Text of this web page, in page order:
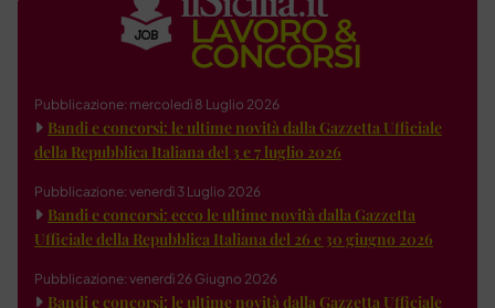
Pubblicazione: mercoledì 8 Luglio 2026
Bandi e concorsi: le ultime novità dalla Gazzetta Ufficiale
della Repubblica Italiana del 3 e 7 luglio 2026
Pubblicazione: venerdì 3 Luglio 2026
Bandi e concorsi: ecco le ultime novità dalla Gazzetta
Ufficiale della Repubblica Italiana del 26 e 30 giugno 2026
Pubblicazione: venerdì 26 Giugno 2026
Bandi e concorsi: le ultime novità dalla Gazzetta Ufficiale